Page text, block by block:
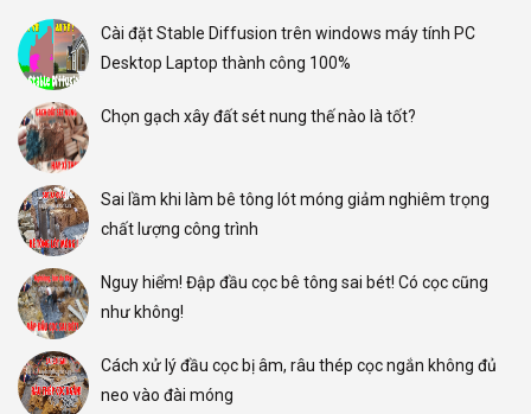
Cài đặt Stable Diffusion trên windows máy tính PC
Desktop Laptop thành công 100%
Chọn gạch xây đất sét nung thế nào là tốt?
Sai lầm khi làm bê tông lót móng giảm nghiêm trọng
chất lượng công trình
Nguy hiểm! Đập đầu cọc bê tông sai bét! Có cọc cũng
như không!
Cách xử lý đầu cọc bị âm, râu thép cọc ngắn không đủ
neo vào đài móng